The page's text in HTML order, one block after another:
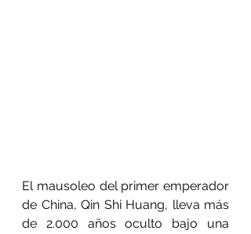
El mausoleo del primer emperador
de China, Qin Shi Huang, lleva más
de 2.000 años oculto bajo una